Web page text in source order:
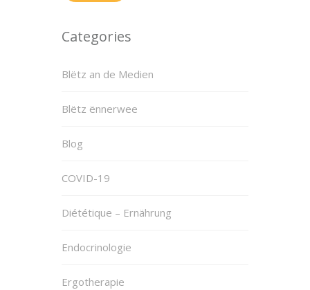
Categories
Blëtz an de Medien
Blëtz ënnerwee
Blog
COVID-19
Diététique – Ernährung
Endocrinologie
Ergotherapie